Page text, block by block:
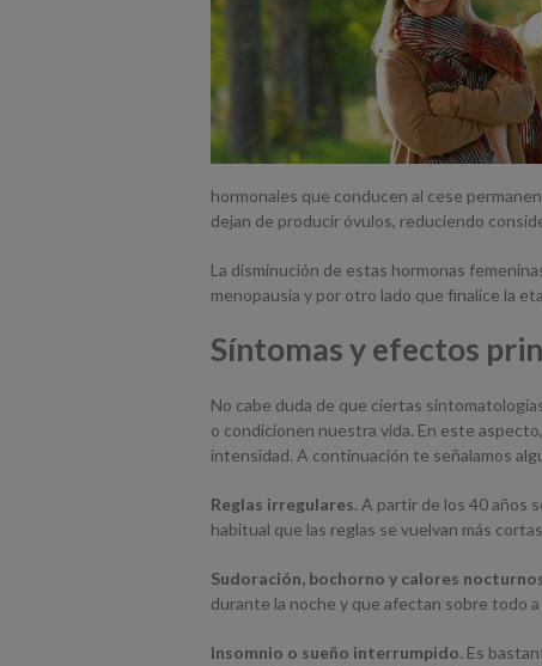
hormonales que conducen al cese
dejan de producir óvulos, reduciendo
La disminución de estas hormonas
menopausia y por otro lado que finalice la
Síntomas y efectos
No cabe duda de que ciertas
o condicionen nuestra vida. En este
intensidad. A continuación te señalamos
Reglas irregulares. A partir de los 40 años
habitual que las reglas se vuelvan más
Sudoración, bochorno y calores
durante la noche y que afectan sobre todo
Insomnio o sueño interrumpido. Es